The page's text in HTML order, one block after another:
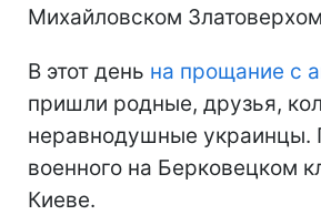
Михайловском
В этот день на прощание с
пришли родные, друзья,
неравнодушные украинцы.
военного на Берковецком
Киеве.